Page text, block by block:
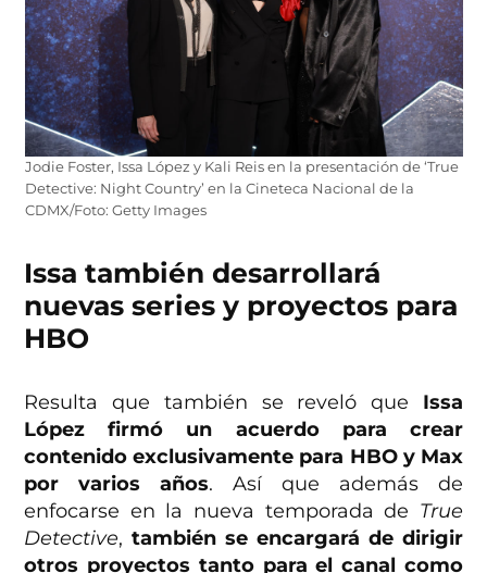
Jodie Foster, Issa López y Kali Reis en la presentación de ‘True
Detective: Night Country’ en la Cineteca Nacional de la
CDMX/Foto: Getty Images
Issa también desarrollará
nuevas series y proyectos para
HBO
Resulta que también se reveló que Issa
López firmó un acuerdo para crear
contenido exclusivamente para HBO y Max
por varios años. Así que además de
enfocarse en la nueva temporada de True
Detective,también se encargará de dirigir
otros proyectos tanto para el canal como